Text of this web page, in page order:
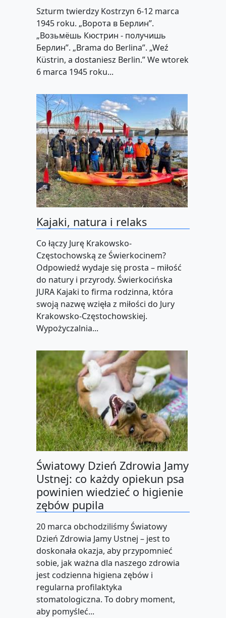
Szturm twierdzy Kostrzyn 6-12 marca
1945 roku. „Ворота в Берлин”.
„Возьмёшь Кюстрин - получишь
Берлин”. „Brama do Berlina”. „Weź
Küstrin, a dostaniesz Berlin.” We wtorek
6 marca 1945 roku...
Kajaki, natura i relaks
Co łączy Jurę Krakowsko-
Częstochowską ze Świerkocinem?
Odpowiedź wydaje się prosta – miłość
do natury i przyrody. Świerkocińska
JURA Kajaki to firma rodzinna, która
swoją nazwę wzięła z miłości do Jury
Krakowsko-Częstochowskiej.
Wypożyczalnia...
Światowy Dzień Zdrowia Jamy
Ustnej: co każdy opiekun psa
powinien wiedzieć o higienie
zębów pupila
20 marca obchodziliśmy Światowy
Dzień Zdrowia Jamy Ustnej – jest to
doskonała okazja, aby przypomnieć
sobie, jak ważna dla naszego zdrowia
jest codzienna higiena zębów i
regularna profilaktyka
stomatologiczna. To dobry moment,
aby pomyśleć...